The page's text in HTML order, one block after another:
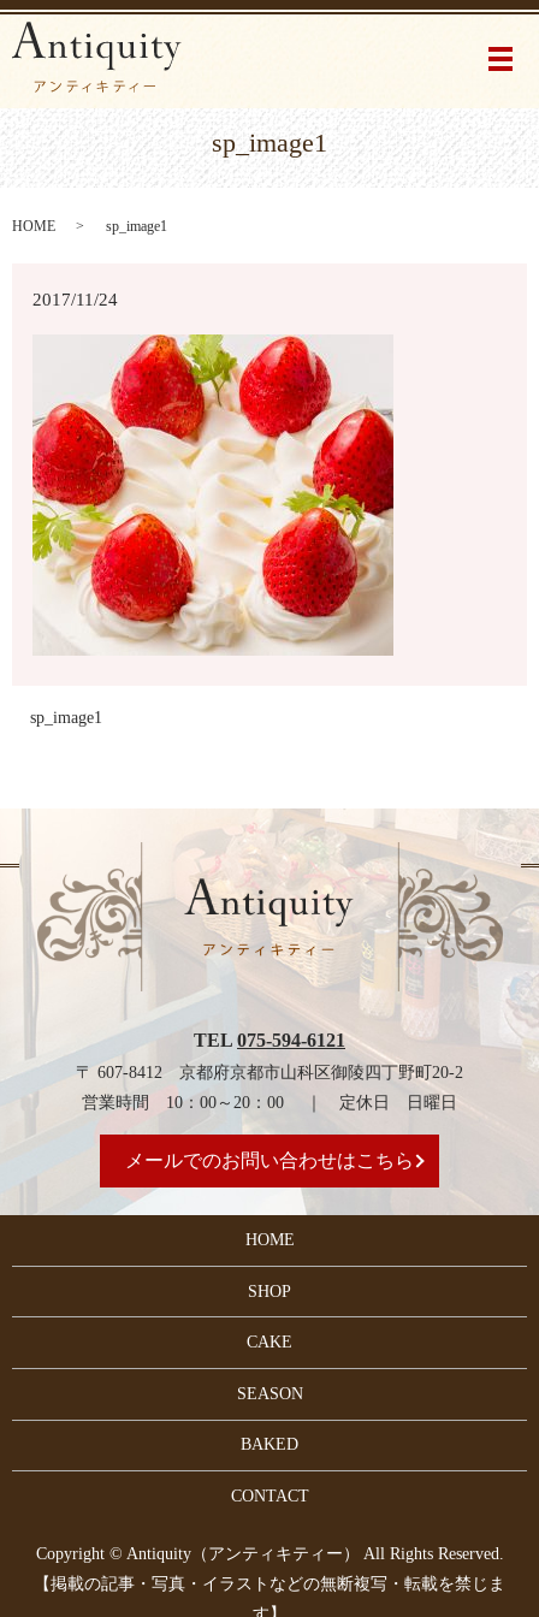
メ
sp_image1
HOME sp_image1
2017/11/24
sp_image1
TEL 075-594-6121
〒 607-8412 京都府京都市山科区御陵四丁野町20-2
営業時間 10：00～20：00 ｜ 定休日 日曜日
メールでのお問い合わせはこちら
HOME
SHOP
CAKE
SEASON
BAKED
CONTACT
Copyright © Antiquity（アンティキティー） All Rights Reserved.
【掲載の記事・写真・イラストなどの無断複写・転載を禁じま